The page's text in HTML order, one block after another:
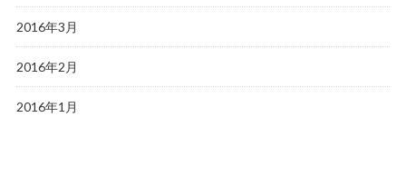
2016年3月
2016年2月
2016年1月